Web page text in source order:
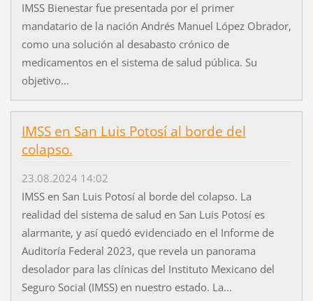
IMSS Bienestar fue presentada por el primer
mandatario de la nación Andrés Manuel López Obrador,
como una solución al desabasto crónico de
medicamentos en el sistema de salud pública. Su
objetivo...
IMSS en San Luis Potosí al borde del
colapso.
23.08.2024 14:02
IMSS en San Luis Potosí al borde del colapso. La
realidad del sistema de salud en San Luis Potosí es
alarmante, y así quedó evidenciado en el Informe de
Auditoría Federal 2023, que revela un panorama
desolador para las clínicas del Instituto Mexicano del
Seguro Social (IMSS) en nuestro estado. La...